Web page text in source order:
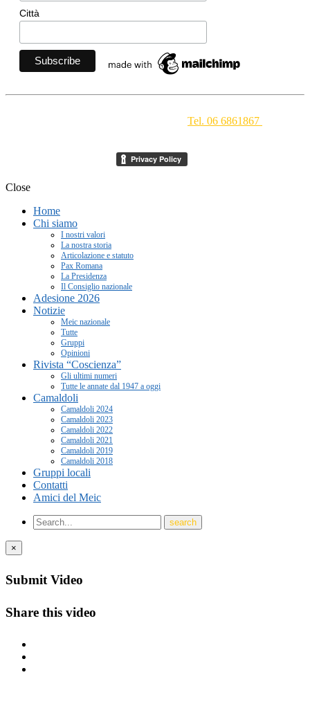
Città
Tel. 06 6861867
Close
Home
Chi siamo
I nostri valori
La nostra storia
Articolazione e statuto
Pax Romana
La Presidenza
Il Consiglio nazionale
Adesione 2026
Notizie
Meic nazionale
Tutte
Gruppi
Opinioni
Rivista “Coscienza”
Gli ultimi numeri
Tutte le annate dal 1947 a oggi
Camaldoli
Camaldoli 2024
Camaldoli 2023
Camaldoli 2022
Camaldoli 2021
Camaldoli 2019
Camaldoli 2018
Gruppi locali
Contatti
Amici del Meic
×
Submit Video
Share this video